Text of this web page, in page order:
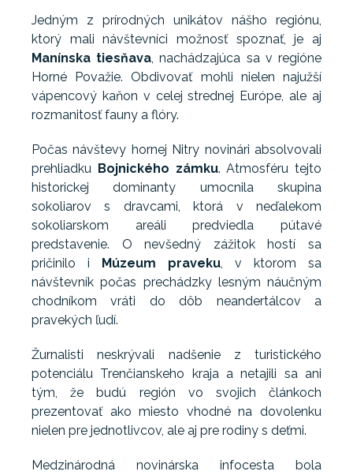
Jedným z prírodných unikátov nášho regiónu,
ktorý mali návštevníci možnosť spoznať, je aj
Manínska tiesňava, nachádzajúca sa v regióne
Horné Považie. Obdivovať mohli nielen najužší
vápencový kaňon v celej strednej Európe, ale aj
rozmanitosť fauny a flóry.
Počas návštevy hornej Nitry novinári absolvovali
prehliadku Bojnického zámku. Atmosféru tejto
historickej dominanty umocnila skupina
sokoliarov s dravcami, ktorá v neďalekom
sokoliarskom areáli predviedla pútavé
predstavenie. O nevšedný zážitok hostí sa
pričinilo i Múzeum praveku, v ktorom sa
návštevník počas prechádzky lesným náučným
chodníkom vráti do dôb neandertálcov a
pravekých ľudí.
Žurnalisti neskrývali nadšenie z turistického
potenciálu Trenčianskeho kraja a netajili sa ani
tým, že budú región vo svojich článkoch
prezentovať ako miesto vhodné na dovolenku
nielen pre jednotlivcov, ale aj pre rodiny s deťmi.
Medzinárodná novinárska infocesta bola